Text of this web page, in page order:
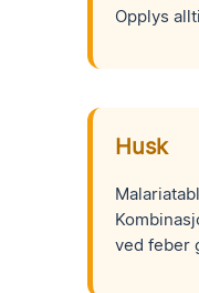
Opplys
Husk
ved feber